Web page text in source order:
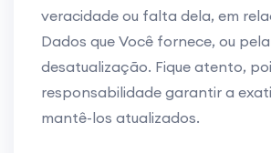
veracidade ou falta dela, em
Dados que Você fornece, ou
desatualização. Fique atento,
responsabilidade garantir a
mantê-los atualizados.